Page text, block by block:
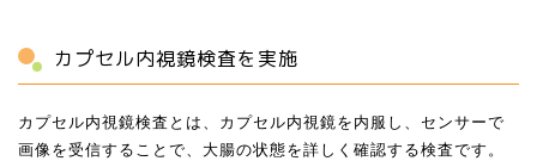
カプセル内視鏡検査を実施
カプセル内視鏡検査とは、カプセル内視鏡を内服し、センサーで
画像を受信することで、大腸の状態を詳しく確認する検査です。